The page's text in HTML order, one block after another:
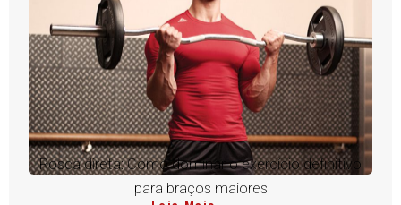
Rosca direta: Como dominar o exercício definitivo
para braços maiores